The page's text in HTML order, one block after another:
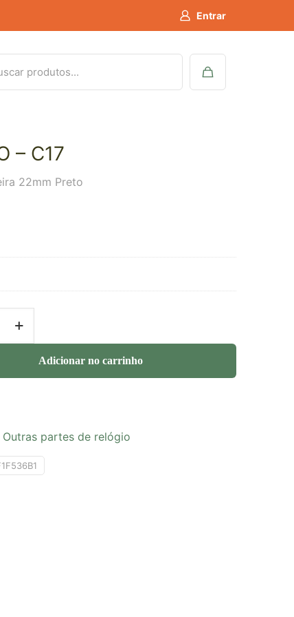
Entrar
– C17
22mm Preto
Adicionar no carrinho
Outras partes de relógio